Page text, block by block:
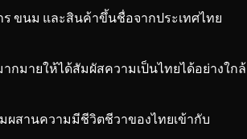
ขนม และสินค้าขึ้นชื่อจากประเทศไทย
มายให้ได้สัมผัสความเป็นไทยได้อย่างใกล้
ผสานความมีชีวิตชีวาของไทยเข้ากับ